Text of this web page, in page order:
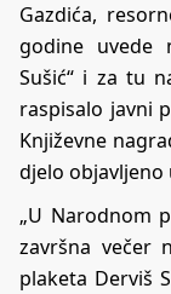
Gazdića,
godine uvede
Sušić“ i za tu
raspisalo javni
Književne
djelo objavljeno
„U Narodnom
završna večer
plaketa Derviš